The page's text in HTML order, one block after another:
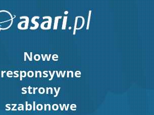
Nowe
responsywne
strony
szablonowe